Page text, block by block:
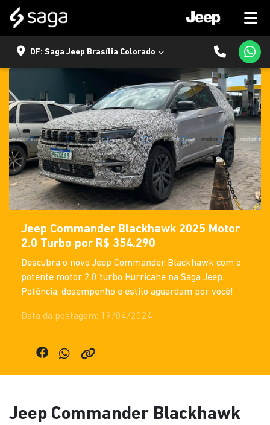
DF: Saga Jeep Brasília Colorado
Jeep Commander Blackhawk 2025 Motor
2.0 Turbo por R$ 354.290
Descubra o novo Jeep Commander Blackhawk com o
potente motor 2.0 turbo Hurricane na Saga Jeep.
Potência, desempenho e estilo aguardam por você!
Data da postagem: 19/04/2024
Jeep Commander Blackhawk